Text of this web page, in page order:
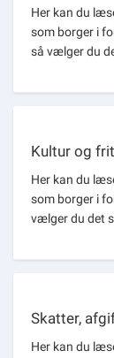
Her kan du
som borger i
så vælger du
Kultur og
Her kan du
som borger i
vælger du det
Skatter,
Her kan du